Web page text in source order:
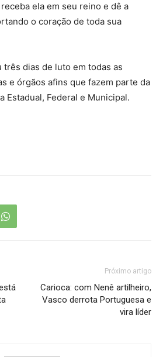
ela em seu reino e dê a
o coração de toda sua
dias de luto em todas as
e órgãos afins que fazem parte da
Estadual, Federal e Municipal.
Próximo artigo
Carioca: com Nenê artilheiro,
Vasco derrota Portuguesa e
vira líder